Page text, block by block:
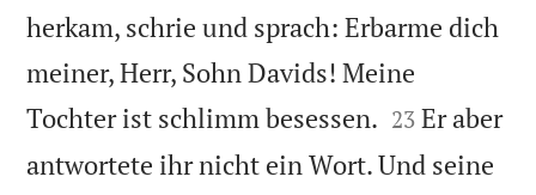
herkam, schrie und sprach: Erbarme dich
meiner, Herr, Sohn Davids! Meine
Tochter ist schlimm besessen. 

23 Er aber
antwortete ihr nicht ein Wort. Und seine